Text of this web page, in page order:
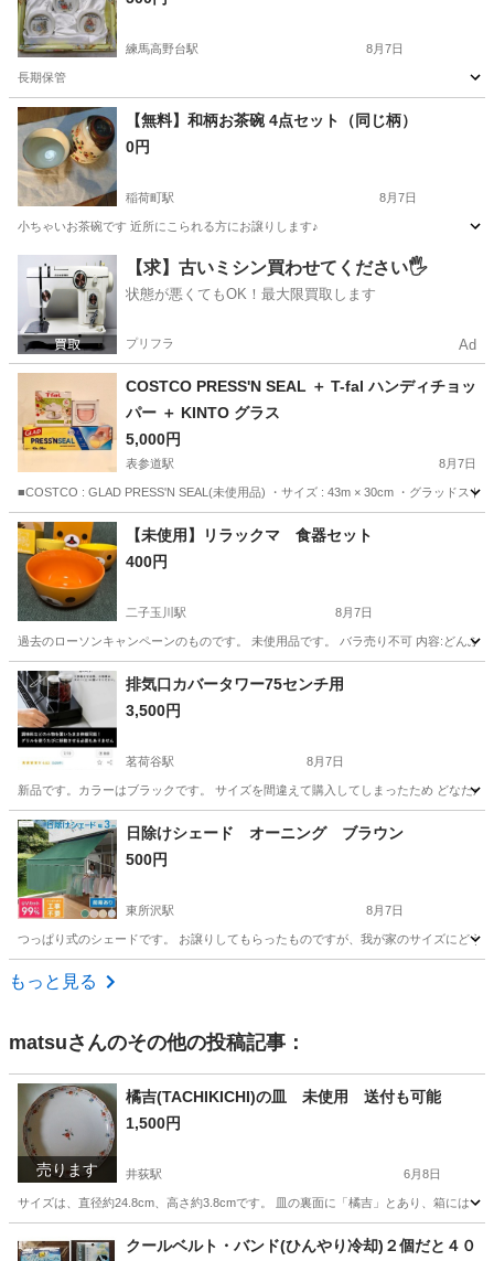
練馬高野台駅 8月7日
長期保管
東京 練馬区 練馬高野台駅 調理器具
【無料】和柄お茶碗 4点セット（同じ柄）
0円
稲荷町駅 8月7日
小ちゃいお茶碗です 近所にこられる方にお譲りします♪
東京 台東区 稲荷町駅 食器
【求】古いミシン買わせてください🖐️
状態が悪くてもOK！最大限買取します
プリフラ Ad
COSTCO PRESS'N SEAL ＋ T-fal ハンディチョッ
パー ＋ KINTO グラス
5,000円
表参道駅 8月7日
■COSTCO : GLAD PRESS'N SEAL(未使用品) ・サイズ : 43m × 30cm ・グラッドス
東京 渋谷区 表参道駅 生活雑貨 COSTCO
【未使用】リラックマ 食器セット
400円
二子玉川駅 8月7日
過去のローソンキャンペーンのものです。 未使用品です。 バラ売り不可 内容:どんぶ
東京 世田谷区 二子玉川駅 食器セット
排気口カバータワー75センチ用
3,500円
茗荷谷駅 8月7日
新品です。カラーはブラックです。 サイズを間違えて購入してしまったため どなたか
東京 文京区 茗荷谷駅 家庭用品
日除けシェード オーニング ブラウン
500円
東所沢駅 8月7日
つっぱり式のシェードです。 お譲りしてもらったものですが、我が家のサイズにどう
東京 清瀬市
もっと見る
matsuさんのその他の投稿記事：
売ります
橘吉(TACHIKICHI)の皿 未使用 送付も可能
1,500円
井荻駅 6月8日
サイズは、直径約24.8cm、高さ約3.8cmです。 皿の裏面に「橘吉」とあり、箱には
食器 東京 新宿区 新宿駅
クールベルト・バンド(ひんやり冷却)２個だと４０